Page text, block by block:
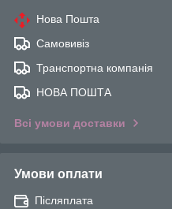
Нова Пошта
Самовивіз
Транспортна компанія
НОВА ПОШТА
Всі умови доставки
Умови оплати
Післяплата